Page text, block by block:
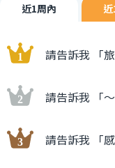
近1周內
請告訴我 「
請告訴我 「
請告訴我 「